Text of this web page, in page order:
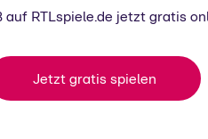
RTLspiele.de jetzt gratis
Jetzt gratis spielen